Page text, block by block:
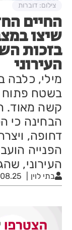
החיים
שיצו
בזכות
העירוני
בשטח פתוח
קשה מאוד.
הבחינה כי
הפנייה
העירוני,
בתי לוין | 15:16
צילום: דוברות